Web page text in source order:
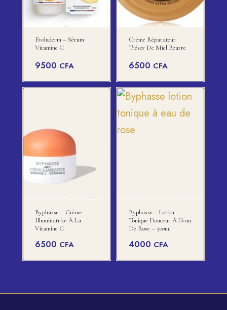
Evoluderm – Sérum
Vitamine C
9500 CFA
Crème Réparateur
Trésor De Miel Beurre
6500 CFA
Byphasse – Crème
Illuminatrice À La
Vitamine C
6500 CFA
Byphasse – Lotion
Tonique Douceur À L’eau
De Rose – 500ml
4000 CFA